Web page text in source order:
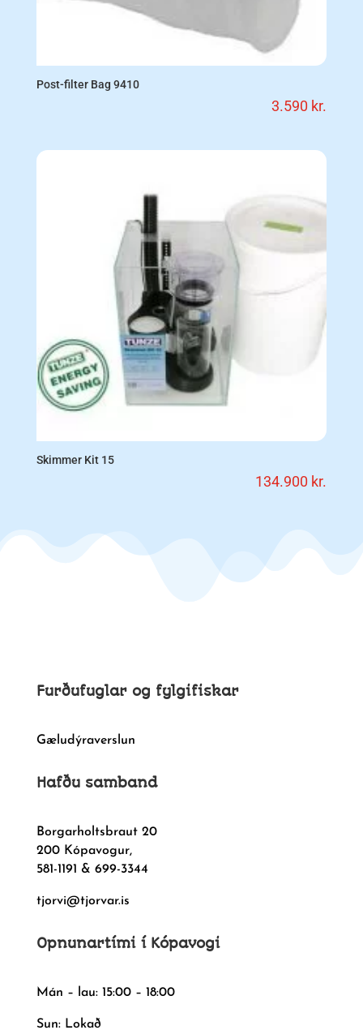
Post-filter Bag 9410
3.590 kr.
Skimmer Kit 15
134.900 kr.
Furðufuglar og fylgifiskar
Gæludýraverslun
Hafðu samband
Borgarholtsbraut 20
200 Kópavogur,
581-1191 & 699-3344
tjorvi@tjorvar.is
Opnunartími í Kópavogi
Mán – lau: 15:00 – 18:00
Sun: Lokað